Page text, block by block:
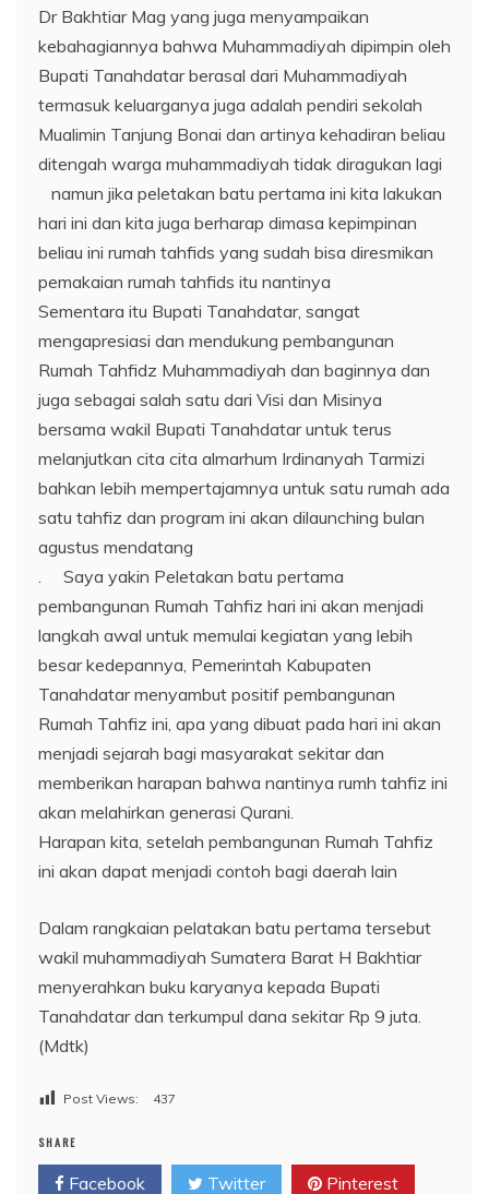
Dr Bakhtiar Mag yang juga menyampaikan
kebahagiannya bahwa Muhammadiyah dipimpin oleh
Bupati Tanahdatar berasal dari Muhammadiyah
termasuk keluarganya juga adalah pendiri sekolah
Mualimin Tanjung Bonai dan artinya kehadiran beliau
ditengah warga muhammadiyah tidak diragukan lagi
namun jika peletakan batu pertama ini kita lakukan
hari ini dan kita juga berharap dimasa kepimpinan
beliau ini rumah tahfids yang sudah bisa diresmikan
pemakaian rumah tahfids itu nantinya
Sementara itu Bupati Tanahdatar, sangat
mengapresiasi dan mendukung pembangunan
Rumah Tahfidz Muhammadiyah dan baginnya dan
juga sebagai salah satu dari Visi dan Misinya
bersama wakil Bupati Tanahdatar untuk terus
melanjutkan cita cita almarhum Irdinanyah Tarmizi
bahkan lebih mempertajamnya untuk satu rumah ada
satu tahfiz dan program ini akan dilaunching bulan
agustus mendatang
. Saya yakin Peletakan batu pertama
pembangunan Rumah Tahfiz hari ini akan menjadi
langkah awal untuk memulai kegiatan yang lebih
besar kedepannya, Pemerintah Kabupaten
Tanahdatar menyambut positif pembangunan
Rumah Tahfiz ini, apa yang dibuat pada hari ini akan
menjadi sejarah bagi masyarakat sekitar dan
memberikan harapan bahwa nantinya rumh tahfiz ini
akan melahirkan generasi Qurani.
Harapan kita, setelah pembangunan Rumah Tahfiz
ini akan dapat menjadi contoh bagi daerah lain
Dalam rangkaian pelatakan batu pertama tersebut
wakil muhammadiyah Sumatera Barat H Bakhtiar
menyerahkan buku karyanya kepada Bupati
Tanahdatar dan terkumpul dana sekitar Rp 9 juta.
(Mdtk)
Post Views: 437
SHARE
Facebook Twitter Pinterest